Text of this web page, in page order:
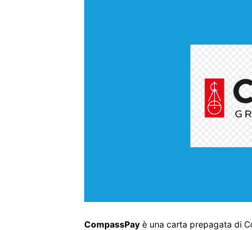
CompassPay è una carta prepagata di